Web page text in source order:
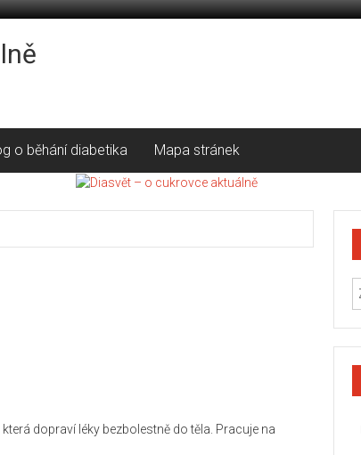
o běhání diabetika Mapa stránek
dopraví léky bezbolestně do těla. Pracuje na